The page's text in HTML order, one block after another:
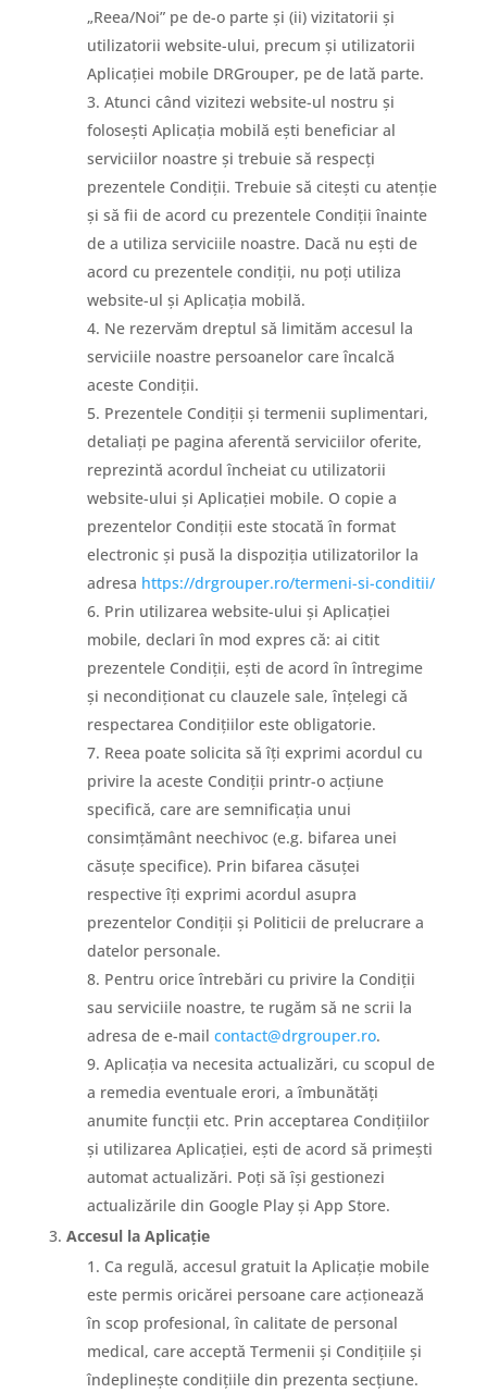
„Reea/Noi” pe de-o parte și (ii) vizitatorii și
utilizatorii website-ului, precum și utilizatorii
Aplicației mobile DRGrouper, pe de lată parte.
Atunci când vizitezi website-ul nostru și
folosești Aplicația mobilă ești beneficiar al
serviciilor noastre și trebuie să respecți
prezentele Condiții. Trebuie să citești cu atenție
și să fii de acord cu prezentele Condiții înainte
de a utiliza serviciile noastre. Dacă nu ești de
acord cu prezentele condiții, nu poți utiliza
website-ul și Aplicația mobilă.
Ne rezervăm dreptul să limităm accesul la
serviciile noastre persoanelor care încalcă
aceste Condiții.
Prezentele Condiții și termenii suplimentari,
detaliați pe pagina aferentă serviciilor oferite,
reprezintă acordul încheiat cu utilizatorii
website-ului și Aplicației mobile. O copie a
prezentelor Condiții este stocată în format
electronic și pusă la dispoziția utilizatorilor la
adresa https://drgrouper.ro/termeni-si-conditii/
Prin utilizarea website-ului și Aplicației
mobile, declari în mod expres că: ai citit
prezentele Condiții, ești de acord în întregime
și necondiționat cu clauzele sale, înțelegi că
respectarea Condițiilor este obligatorie.
Reea poate solicita să îți exprimi acordul cu
privire la aceste Condiții printr-o acțiune
specifică, care are semnificația unui
consimțământ neechivoc (e.g. bifarea unei
căsuțe specifice). Prin bifarea căsuței
respective îți exprimi acordul asupra
prezentelor Condiții și Politicii de prelucrare a
datelor personale.
Pentru orice întrebări cu privire la Condiții
sau serviciile noastre, te rugăm să ne scrii la
adresa de e-mail contact@drgrouper.ro.
Aplicația va necesita actualizări, cu scopul de
a remedia eventuale erori, a îmbunătăți
anumite funcții etc. Prin acceptarea Condițiilor
și utilizarea Aplicației, ești de acord să primești
automat actualizări. Poți să își gestionezi
actualizările din Google Play și App Store.
Accesulla Aplicație
Ca regulă, accesul gratuit la Aplicație mobile
este permis oricărei persoane care acționează
în scop profesional, în calitate de personal
medical, care acceptă Termenii și Condițiile și
îndeplinește condițiile din prezenta secțiune.